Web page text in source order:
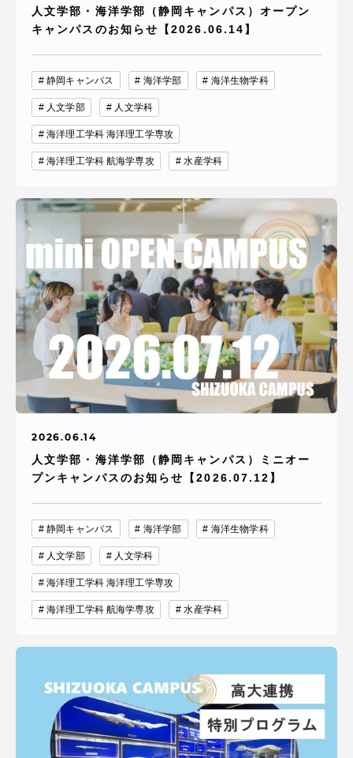
人文学部・海洋学部（静岡キャンパス）オープン
キャンパスのお知らせ【2026.06.14】
静岡キャンパス 海洋学部 海洋生物学科
人文学部 人文学科
海洋理工学科 海洋理工学専攻
海洋理工学科 航海学専攻 水産学科
2026.06.14
人文学部・海洋学部（静岡キャンパス）ミニオー
プンキャンパスのお知らせ【2026.07.12】
静岡キャンパス 海洋学部 海洋生物学科
人文学部 人文学科
海洋理工学科 海洋理工学専攻
海洋理工学科 航海学専攻 水産学科